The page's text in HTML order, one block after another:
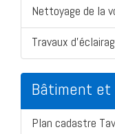
Nettoyage de la
Travaux
Bâtiment et
Plan cadastre